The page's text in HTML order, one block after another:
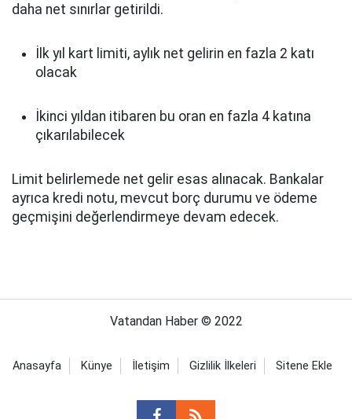
daha net sınırlar getirildi.
İlk yıl kart limiti, aylık net gelirin en fazla 2 katı
olacak
İkinci yıldan itibaren bu oran en fazla 4 katına
çıkarılabilecek
Limit belirlemede net gelir esas alınacak. Bankalar
ayrıca kredi notu, mevcut borç durumu ve ödeme
geçmişini değerlendirmeye devam edecek.
Vatandan Haber © 2022
Anasayfa Künye İletişim Gizlilik İlkeleri Sitene Ekle